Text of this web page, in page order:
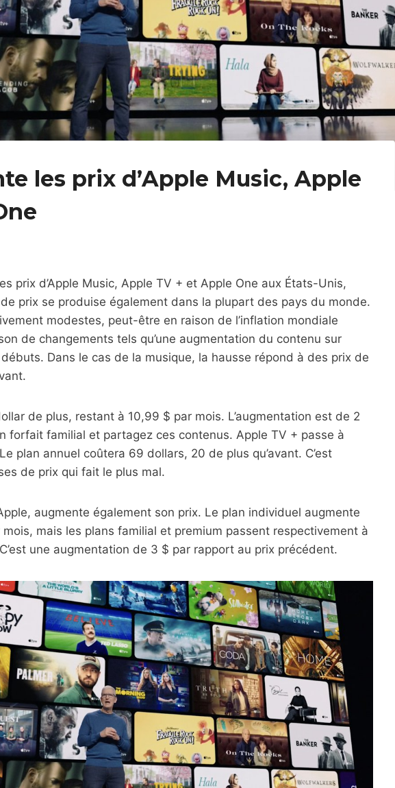
les prix d’Apple Music, Apple
prix d’Apple Music, Apple TV + et Apple One aux États-Unis,
prix se produise également dans la plupart des pays du monde.
modestes, peut-être en raison de l’inflation mondiale
de changements tels qu’une augmentation du contenu sur
Dans le cas de la musique, la hausse répond à des prix de
de plus, restant à 10,99 $ par mois. L’augmentation est de 2
forfait familial et partagez ces contenus. Apple TV + passe à
plan annuel coûtera 69 dollars, 20 de plus qu’avant. C’est
de prix qui fait le plus mal.
augmente également son prix. Le plan individuel augmente
mais les plans familial et premium passent respectivement à
une augmentation de 3 $ par rapport au prix précédent.